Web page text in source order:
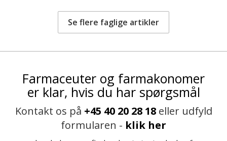
Se flere faglige artikler
Farmaceuter og farmakonomer
er klar, hvis du har spørgsmål
Kontakt os på +45 40 20 28 18eller udfyld
formularen - klik her